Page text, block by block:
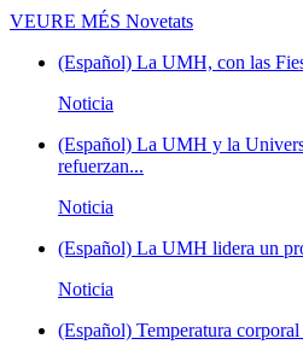
VEURE MÉS Novetats
(Español) La UMH, con las
Noticia
(Español) La UMH y la
refuerzan...
Noticia
(Español) La UMH lidera un
Noticia
(Español) Temperatura